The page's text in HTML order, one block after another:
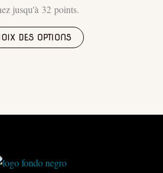
produit
jusqu'à 32 points.
DES OPTIONS
Ce
produit
options